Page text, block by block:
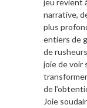
jeu revient
narrative,
plus
entiers de
de
joie de voir
de
Joie